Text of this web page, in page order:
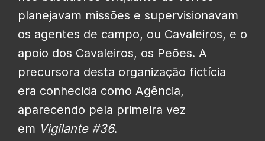
planejavam missões e supervisionavam
os agentes de campo, ou Cavaleiros, e o
apoio dos Cavaleiros, os Peões. A
precursora desta organização fictícia
era conhecida como Agência,
aparecendo pela primeira vez
em Vigilante #36.